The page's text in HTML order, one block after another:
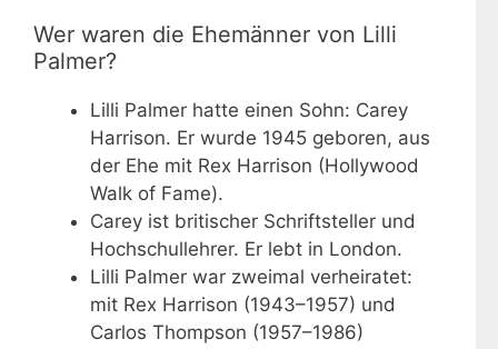
Wer waren die Ehemänner von Lilli
Palmer?
Lilli Palmer hatte einen Sohn: Carey
Harrison. Er wurde 1945 geboren, aus
der Ehe mit Rex Harrison (Hollywood
Walk of Fame).
Carey ist britischer Schriftsteller und
Hochschullehrer. Er lebt in London.
Lilli Palmer war zweimal verheiratet:
mit Rex Harrison (1943–1957) und
Carlos Thompson (1957–1986)